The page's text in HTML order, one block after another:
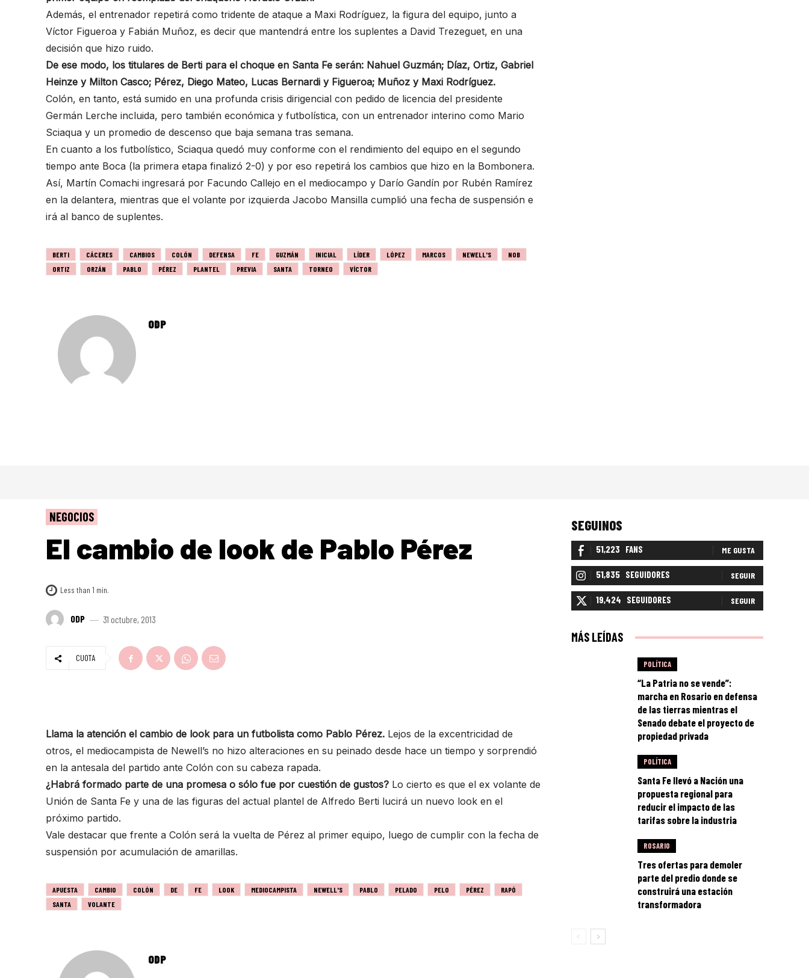
Además, el entrenador repetirá como tridente de ataque a Maxi Rodríguez, la figura del equipo, junto a
Víctor Figueroa y Fabián Muñoz, es decir que mantendrá entre los suplentes a David Trezeguet, en una
decisión que hizo ruido.
De ese modo, los titulares de Berti para el choque en Santa Fe serán: Nahuel Guzmán; Díaz, Ortiz, Gabriel
Heinze y Milton Casco; Pérez, Diego Mateo, Lucas Bernardi y Figueroa; Muñoz y Maxi Rodríguez.
Colón, en tanto, está sumido en una profunda crisis dirigencial con pedido de licencia del presidente
Germán Lerche incluida, pero también económica y futbolística, con un entrenador interino como Mario
Sciaqua y un promedio de descenso que baja semana tras semana.
En cuanto a los futbolístico, Sciaqua quedó muy conforme con el rendimiento del equipo en el segundo
tiempo ante Boca (la primera etapa finalizó 2-0) y por eso repetirá los cambios que hizo en la Bombonera.
Así, Martín Comachi ingresará por Facundo Callejo en el mediocampo y Darío Gandín por Rubén Ramírez
en la delantera, mientras que el volante por izquierda Jacobo Mansilla cumplió una fecha de suspensión e
irá al banco de suplentes.
BERTI CÁCERES CAMBIOS COLÓN DEFENSA FE GUZMÁN INICIAL LÍDER LÓPEZ MARCOS NEWELL'S
NOB
ORTIZ
ORZÁN PABLO PÉREZ PLANTEL PREVIA SANTA TORNEO VÍCTOR
ODP